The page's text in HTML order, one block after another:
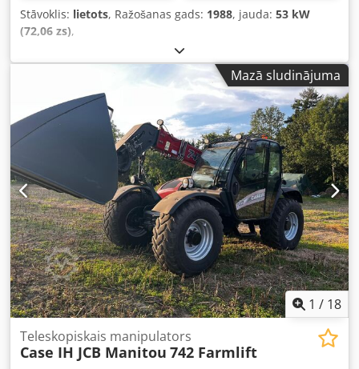
Stāvoklis: lietots, Ražošanas gads: 1988, jauda: 53 kW
(72,06 zs),
Mazā sludinājuma
1 / 18
Teleskopiskais manipulators
Case IH JCB Manitou 742 Farmlift